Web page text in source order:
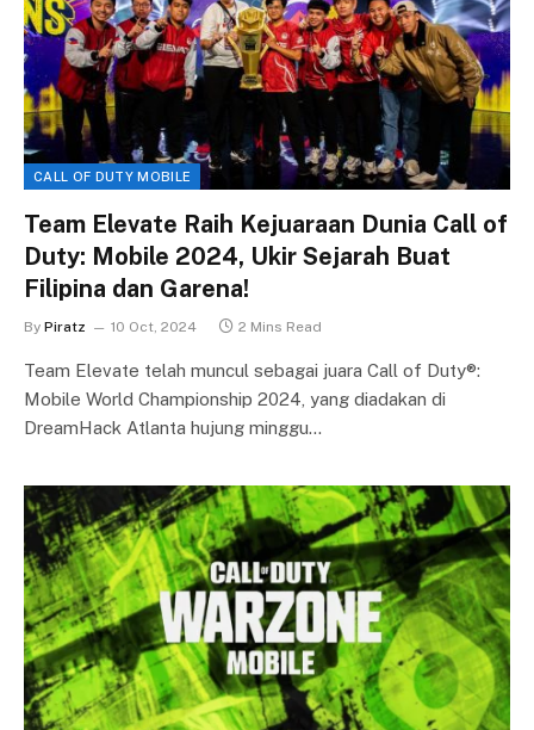
CALL OF DUTY MOBILE
Team Elevate Raih Kejuaraan Dunia Call of
Duty: Mobile 2024, Ukir Sejarah Buat
Filipina dan Garena!
By Piratz 10 Oct, 2024 2 Mins Read
Team Elevate telah muncul sebagai juara Call of Duty®:
Mobile World Championship 2024, yang diadakan di
DreamHack Atlanta hujung minggu…